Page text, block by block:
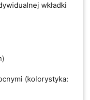
wkładki
(kolorystyka: